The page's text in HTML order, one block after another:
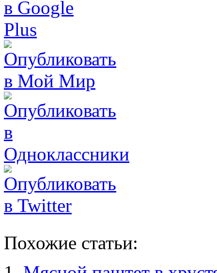
Похожие статьи: